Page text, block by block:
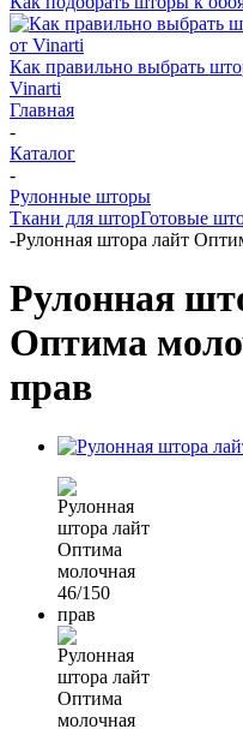
Как правильно выбрать
Vinarti
Главная
-
Каталог
-
Рулонные шторы
Ткани для шторГотовые
-Рулонная штора лайт
Рулонная
Оптима
прав